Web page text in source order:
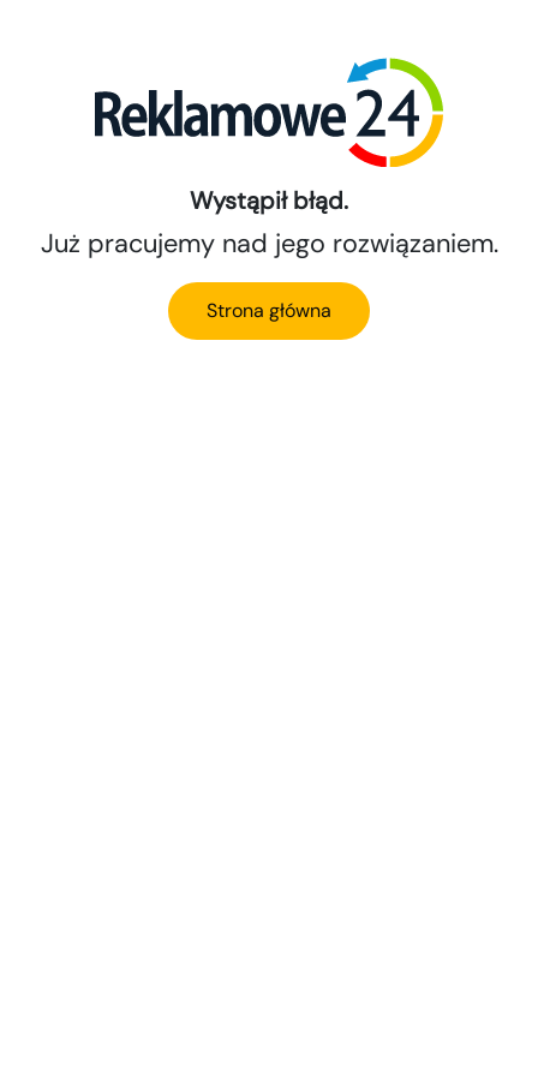
Wystąpił błąd.
Już pracujemy nad jego rozwiązaniem.
Strona główna